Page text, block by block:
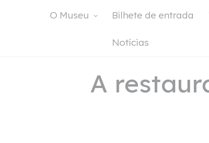
O Museu Bilhete de entrada
Notícias
A